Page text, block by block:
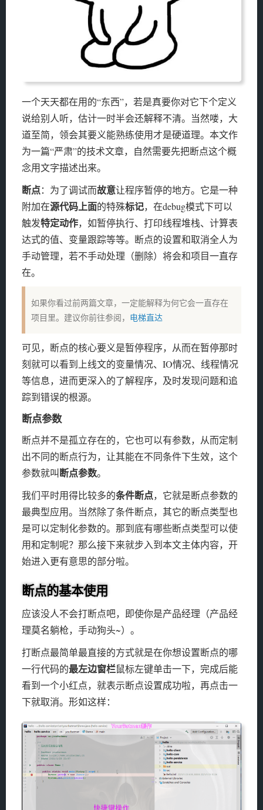
一个天天都在用的“东西”，若是真要你对它下个定义
说给别人听，估计一时半会还解释不清。当然喽，大
道至简，领会其要义能熟练使用才是硬道理。本文作
为一篇“严肃”的技术文章，自然需要先把断点这个概
念用文字描述出来。
断点：为了调试而故意让程序暂停的地方。它是一种
附加在源代码上面的特殊标记，在debug模式下可以
触发特定动作，如暂停执行、打印线程堆栈、计算表
达式的值、变量跟踪等等。断点的设置和取消全人为
手动管理，若不手动处理（删除）将会和项目一直存
在。
如果你看过前两篇文章，一定能解释为何它会一直存在
项目里。建议你前往参阅， 电梯直达
可见，断点的核心要义是暂停程序，从而在暂停那时
刻就可以看到上线文的变量情况、IO情况、线程情况
等信息，进而更深入的了解程序，及时发现问题和追
踪到错误的根源。
断点参数
断点并不是孤立存在的，它也可以有参数，从而定制
出不同的断点行为，让其能在不同条件下生效，这个
参数就叫断点参数。
我们平时用得比较多的条件断点，它就是断点参数的
最典型应用。当然除了条件断点，其它的断点类型也
是可以定制化参数的。那到底有哪些断点类型可以使
用和定制呢？那么接下来就步入到本文主体内容，开
始进入更有意思的部分啦。
断点的基本使用
应该没人不会打断点吧，即使你是产品经理（产品经
理莫名躺枪，手动狗头~）。
打断点最简单最直接的方式就是在你想设置断点的哪
一行代码的最左边窗栏鼠标左键单击一下，完成后能
看到一个小红点，就表示断点设置成功啦，再点击一
下就取消。形如这样：